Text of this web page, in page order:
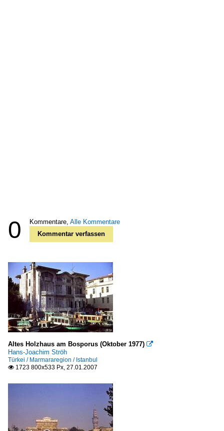
0 Kommentare, Alle Kommentare
Kommentar verfassen
Altes Holzhaus am Bosporus (Oktober 1977) 
Hans-Joachim Ströh
Türkei / Marmararegion / Istanbul
 1723 800x533 Px, 27.01.2007